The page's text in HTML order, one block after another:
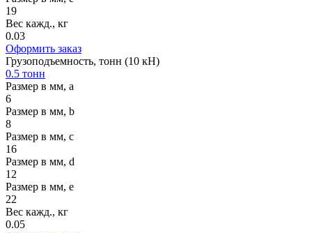
19
Вес кажд., кг
0.03
Оформить заказ
Грузоподъемность, тонн (10 кН)
0.5 тонн
Размер в мм, a
6
Размер в мм, b
8
Размер в мм, c
16
Размер в мм, d
12
Размер в мм, e
22
Вес кажд., кг
0.05